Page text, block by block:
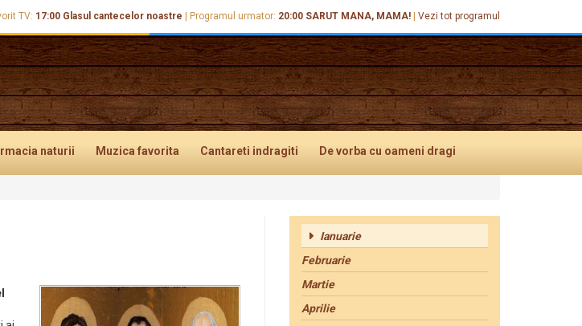
TV: 17:00 Glasul cantecelor noastre Programul urmator: 20:00 SARUT MANA, MAMA! Vezi tot programul
naturii Muzica favorita Cantareti indragiti De vorba cu oameni dragi
Ianuarie
Februarie
Martie
Aprilie